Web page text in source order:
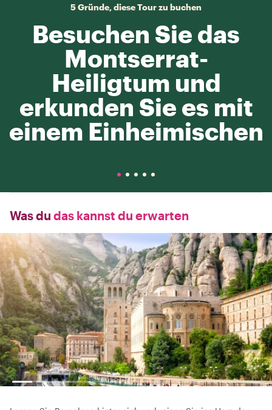
5 Gründe, diese Tour zu buchen
Besuchen Sie das
Montserrat-
Heiligtum und
erkunden Sie es mit
einem Einheimischen
Was du das kannst du erwarten